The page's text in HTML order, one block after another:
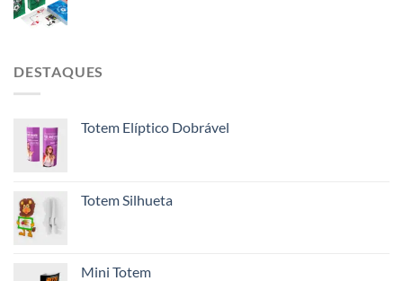
DESTAQUES
Totem Elíptico Dobrável
Totem Silhueta
Mini Totem